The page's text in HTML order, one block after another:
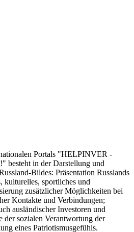
Portals "HELPINVER -
besteht in der Darstellung und
Bildes: Präsentation Russlands
kulturelles, sportliches und
zusätzlicher Möglichkeiten bei
Kontakte und Verbindungen;
ausländischer Investoren und
der sozialen Verantwortung der
eines Patriotismusgefühls.